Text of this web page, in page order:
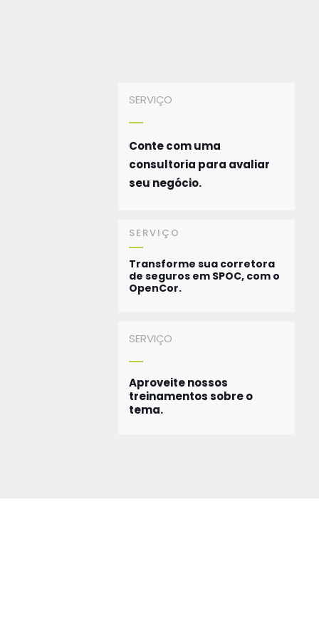
SERVIÇO
Conte com uma
consultoria para avaliar
seu negócio.
SERVIÇO
Transforme sua corretora
de seguros em SPOC, com o
OpenCor.
SERVIÇO
Aproveite nossos
treinamentos sobre o
tema.